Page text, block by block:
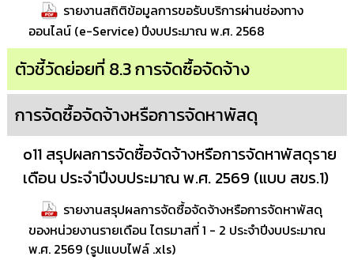
รายงานสถิติข้อมูลการขอรับบริการผ่านช่องทาง
ออนไลน์ (e-Service) ปีงบประมาณ พ.ศ. 2568
ตัวชี้วัดย่อยที่ 8.3 การจัดซื้อจัดจ้าง
การจัดซื้อจัดจ้างหรือการจัดหาพัสดุ
o11 สรุปผลการจัดซื้อจัดจ้างหรือการจัดหาพัสดุราย
เดือน ประจำปีงบประมาณ พ.ศ. 2569 (แบบ สขร.1)
รายงานสรุปผลการจัดซื้อจัดจ้างหรือการจัดหาพัสดุ
ของหน่วยงานรายเดือน ไตรมาสที่ 1 - 2 ประจำปีงบประมาณ
พ.ศ. 2569 (รูปแบบไฟล์ .xls)